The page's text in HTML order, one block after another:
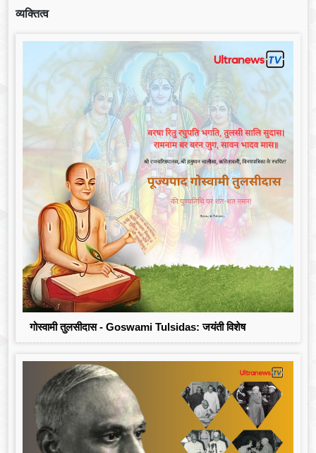
व्यक्तित्व
गोस्वामी तुलसीदास - Goswami Tulsidas: जयंती विशेष